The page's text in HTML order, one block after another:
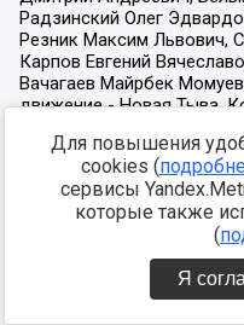
Для повышения
cookies (
сервисы
которые также
(
Я